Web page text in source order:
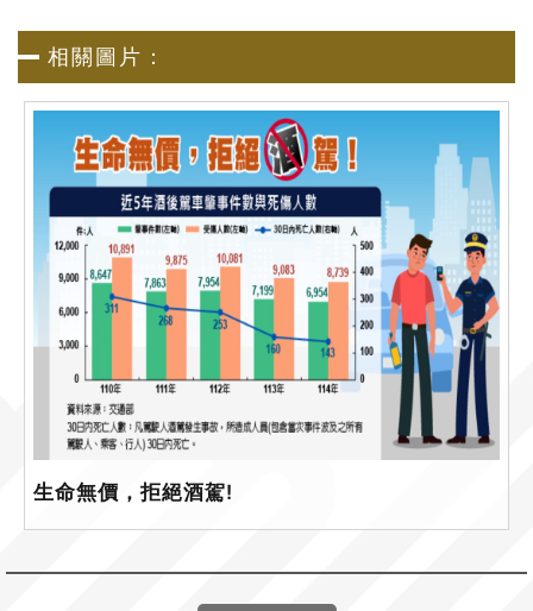
相關圖片：
生命無價，拒絕酒駕!